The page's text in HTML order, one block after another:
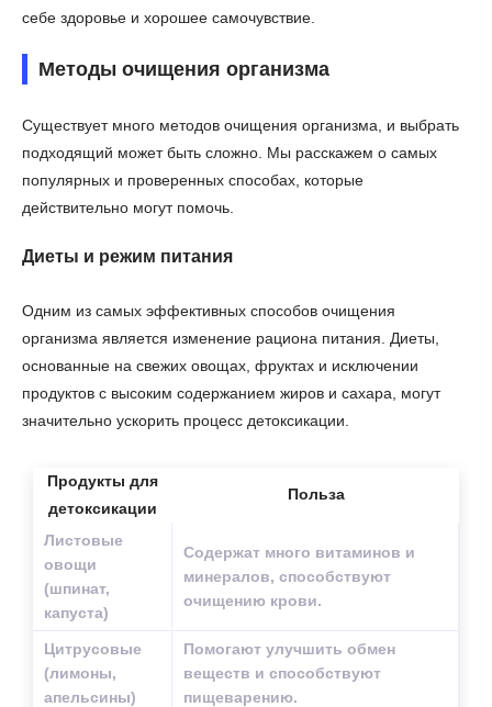
себе здоровье и хорошее самочувствие.
Методы очищения организма
Существует много методов очищения организма, и выбрать
подходящий может быть сложно. Мы расскажем о самых
популярных и проверенных способах, которые
действительно могут помочь.
Диеты и режим питания
Одним из самых эффективных способов очищения
организма является изменение рациона питания. Диеты,
основанные на свежих овощах, фруктах и исключении
продуктов с высоким содержанием жиров и сахара, могут
значительно ускорить процесс детоксикации.
Продукты для
детоксикации
Польза
Листовые
овощи
(шпинат,
капуста)
Содержат много витаминов и
минералов, способствуют
очищению крови.
Цитрусовые
(лимоны,
апельсины)
Помогают улучшить обмен
веществ и способствуют
пищеварению.